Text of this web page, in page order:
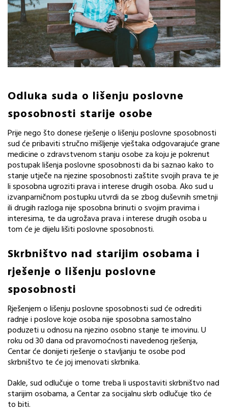
Odluka suda o lišenju poslovne
sposobnosti starije osobe
Prije nego što donese rješenje o lišenju poslovne sposobnosti
sud će pribaviti stručno mišljenje vještaka odgovarajuće grane
medicine o zdravstvenom stanju osobe za koju je pokrenut
postupak lišenja poslovne sposobnosti da bi saznao kako to
stanje utječe na njezine sposobnosti zaštite svojih prava te je
li sposobna ugroziti prava i interese drugih osoba. Ako sud u
izvanparničnom postupku utvrdi da se zbog duševnih smetnji
ili drugih razloga nije sposobna brinuti o svojim pravima i
interesima, te da ugrožava prava i interese drugih osoba u
tom će je dijelu lišiti poslovne sposobnosti.
Skrbništvo nad starijim osobama i
rješenje o lišenju poslovne
sposobnosti
Rješenjem o lišenju poslovne sposobnosti sud će odrediti
radnje i poslove koje osoba nije sposobna samostalno
poduzeti u odnosu na njezino osobno stanje te imovinu. U
roku od 30 dana od pravomoćnosti navedenog rješenja,
Centar će donijeti rješenje o stavljanju te osobe pod
skrbništvo te će joj imenovati skrbnika.
Dakle, sud odlučuje o tome treba li uspostaviti skrbništvo nad
starijim osobama, a Centar za socijalnu skrb odlučuje tko će
to biti.